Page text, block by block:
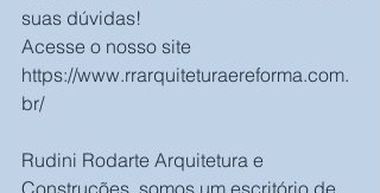
suas dúvidas!
Acesse o nosso site
https://www.rrarquiteturaereforma.com.
br/
Rudini Rodarte Arquitetura e
Construções, somos um escritório de